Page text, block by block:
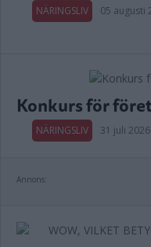
NÄRINGSLIV 05 augusti
Konkurs för
NÄRINGSLIV 31 juli
Annons: